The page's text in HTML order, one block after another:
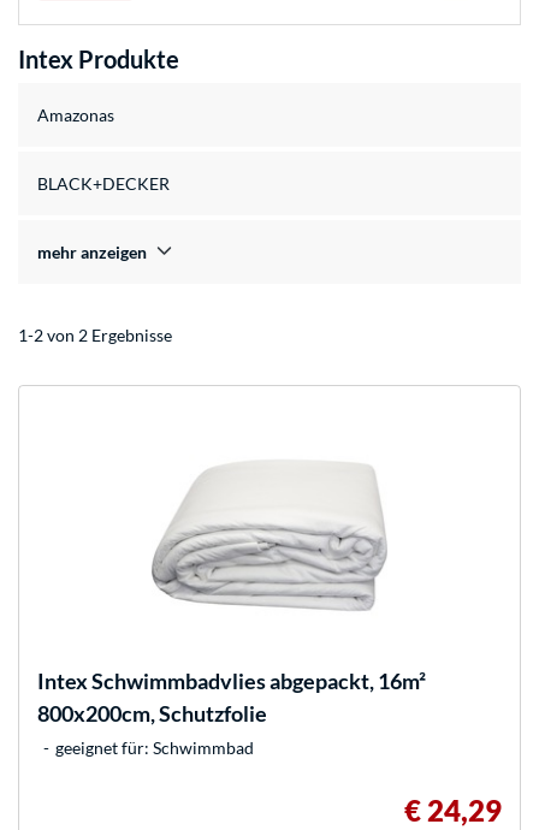
Intex Produkte
Amazonas
BLACK+DECKER
mehr anzeigen
1-2 von 2 Ergebnisse
IntexSchwimmbadvlies abgepackt, 16m²
800x200cm, Schutzfolie
geeignet für: Schwimmbad
€ 24,29